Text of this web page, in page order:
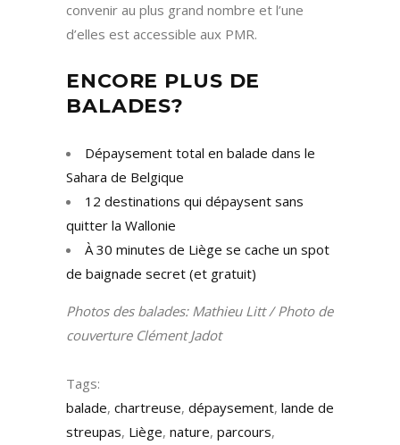
convenir au plus grand nombre et l’une
d’elles est accessible aux PMR.
ENCORE PLUS DE
BALADES?
Dépaysement total en balade dans le
Sahara de Belgique
12 destinations qui dépaysent sans
quitter la Wallonie
À 30 minutes de Liège se cache un spot
de baignade secret (et gratuit)
Photos des balades: Mathieu Litt / Photo de
couverture Clément Jadot
Tags:
balade, chartreuse, dépaysement, lande de
streupas, Liège, nature, parcours,